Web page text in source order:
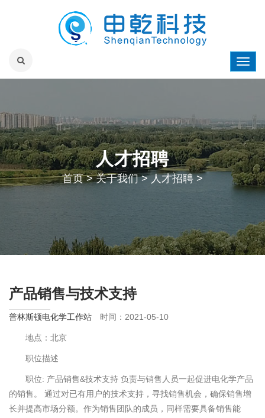
人才招聘
首页>关于我们>人才招聘>
产品销售与技术支持
普林斯顿电化学工作站 时间：2021-05-10
地点：北京
职位描述
职位: 产品销售&技术支持 负责与销售人员一起促进电化学产品
的销售。 通过对已有用户的技术支持，寻找销售机会，确保销售增
长并提高市场分额。作为销售团队的成员，同样需要具备销售能